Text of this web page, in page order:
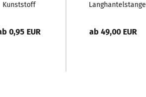
Kunststoff
Beton-
0,95 EUR
Langhantelstange
ab 49,00 EUR